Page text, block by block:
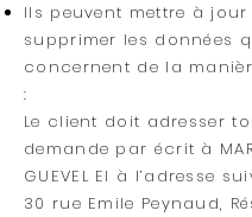
Ils peuvent mettre à jour
supprimer les données
concernent de la
:
Le client doit adresser
demande par écrit à
GUEVEL EI à l’adresse
30 rue Emile Peynaud,